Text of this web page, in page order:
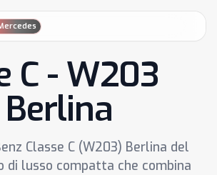
C - W203
Classe C (W203) Berlina del
di lusso compatta che combina